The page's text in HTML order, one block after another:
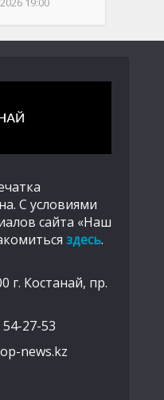
С условиями
сайта «Наш
здесь.
г. Костанай, пр.
54-27-53
news.kz